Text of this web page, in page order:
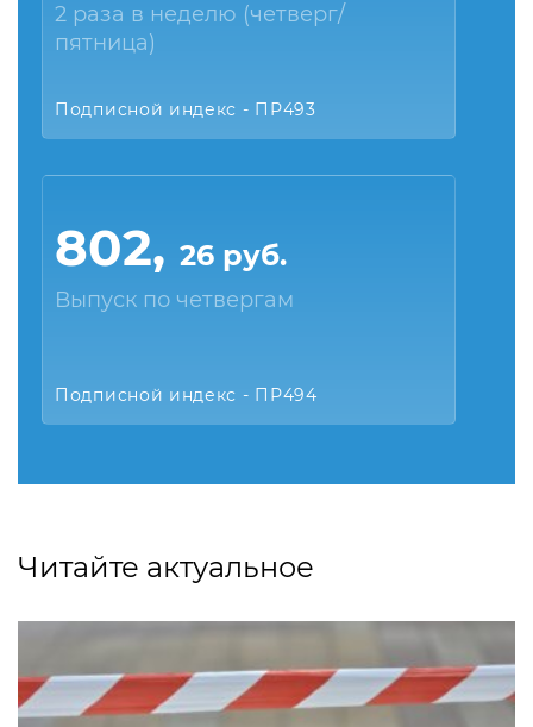
2 раза в неделю (четверг/
пятница)
Подписной индекс - ПР493
802, 26 руб.
Выпуск по четвергам
Подписной индекс - ПР494
Читайте актуальное